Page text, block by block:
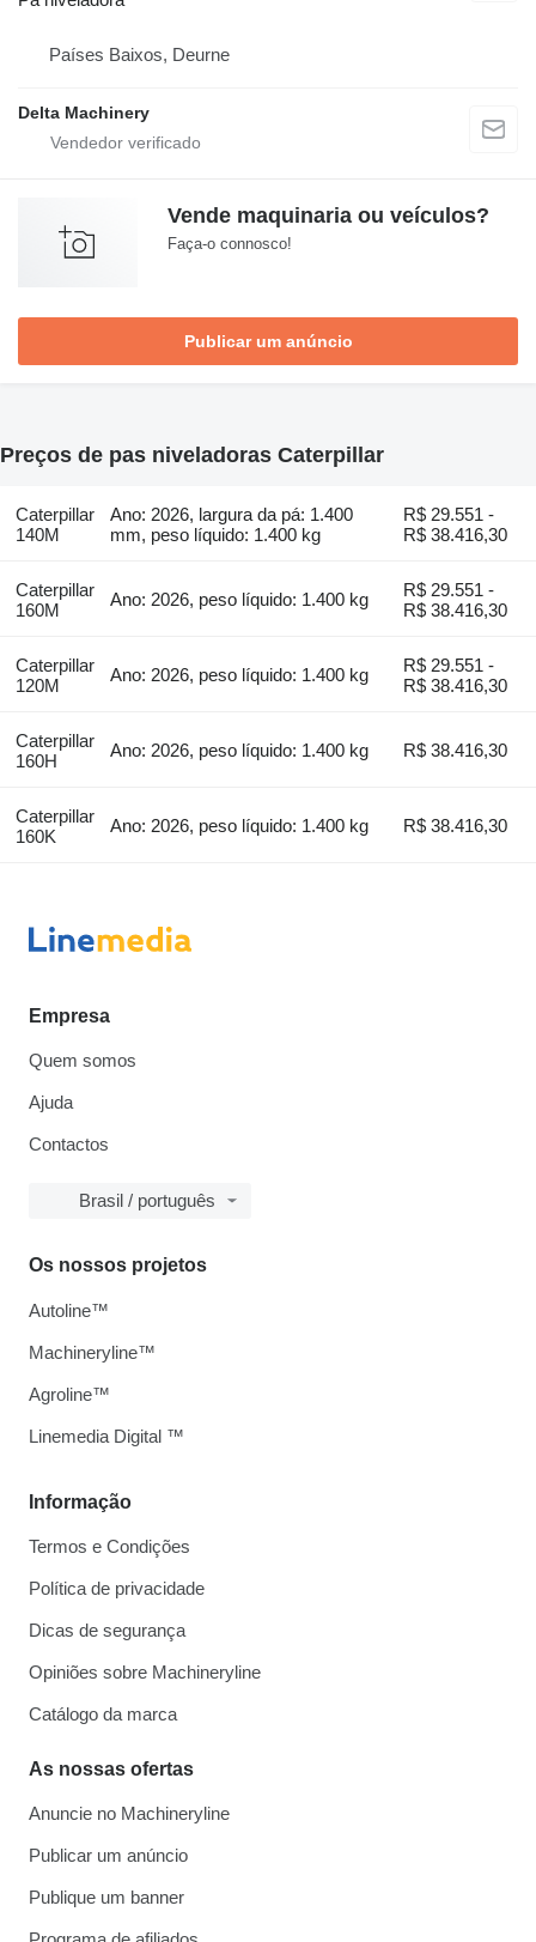
Países Baixos, Deurne
Delta Machinery
Vende maquinaria ou veículos?
Faça-o connosco!
Publicar um anúncio
Preços de pas niveladoras Caterpillar
Caterpillar
140M
Ano: 2026, largura da pá: 1.400
mm, peso líquido: 1.400 kg
R$ 29.551 -
R$ 38.416,30
Caterpillar
160M
Ano: 2026, peso líquido: 1.400 kg
R$ 29.551 -
R$ 38.416,30
Caterpillar
120M
Ano: 2026, peso líquido: 1.400 kg
R$ 29.551 -
R$ 38.416,30
Caterpillar
160H
Ano: 2026, peso líquido: 1.400 kg R$ 38.416,30
Caterpillar
160K
Ano: 2026, peso líquido: 1.400 kg R$ 38.416,30
Empresa
Quem somos
Ajuda
Contactos
Brasil / português
Informação
Termos e Condições
Política de privacidade
Dicas de segurança
Opiniões sobre Machineryline
Catálogo da marca
As nossas ofertas
Anuncie no Machineryline
Publicar um anúncio
Publique um banner
Os nossos projetos
Autoline™
Machineryline™
Agroline™
Linemedia Digital ™